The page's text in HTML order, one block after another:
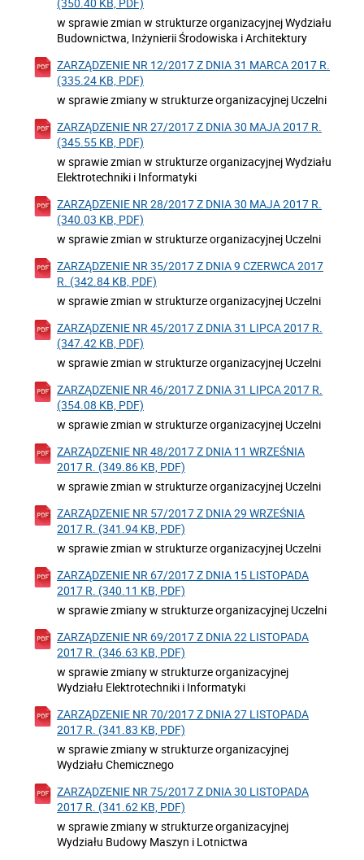
w sprawie zmian w strukturze organizacyjnej Wydziału
Budownictwa, Inżynierii Środowiska i Architektury
ZARZĄDZENIE NR 12/2017 Z DNIA 31 MARCA 2017 R.
(335.24 KB, PDF)
w sprawie zmiany w strukturze organizacyjnej Uczelni
ZARZĄDZENIE NR 27/2017 Z DNIA 30 MAJA 2017 R.
(345.55 KB, PDF)
w sprawie zmian w strukturze organizacyjnej Wydziału
Elektrotechniki i Informatyki
ZARZĄDZENIE NR 28/2017 Z DNIA 30 MAJA 2017 R.
(340.03 KB, PDF)
w sprawie zmian w strukturze organizacyjnej Uczelni
ZARZĄDZENIE NR 35/2017 Z DNIA 9 CZERWCA 2017
R. (342.84 KB, PDF)
w sprawie zmian w strukturze organizacyjnej Uczelni
ZARZĄDZENIE NR 45/2017 Z DNIA 31 LIPCA 2017 R.
(347.42 KB, PDF)
w sprawie zmian w strukturze organizacyjnej Uczelni
ZARZĄDZENIE NR 46/2017 Z DNIA 31 LIPCA 2017 R.
(354.08 KB, PDF)
w sprawie zmian w strukturze organizacyjnej Uczelni
ZARZĄDZENIE NR 48/2017 Z DNIA 11 WRZEŚNIA
2017 R. (349.86 KB, PDF)
w sprawie zmian w strukturze organizacyjnej Uczelni
ZARZĄDZENIE NR 57/2017 Z DNIA 29 WRZEŚNIA
2017 R. (341.94 KB, PDF)
w sprawie zmian w strukturze organizacyjnej Uczelni
ZARZĄDZENIE NR 67/2017 Z DNIA 15 LISTOPADA
2017 R. (340.11 KB, PDF)
w sprawie zmiany w strukturze organizacyjnej Uczelni
ZARZĄDZENIE NR 69/2017 Z DNIA 22 LISTOPADA
2017 R. (346.63 KB, PDF)
w sprawie zmiany w strukturze organizacyjnej
Wydziału Elektrotechniki i Informatyki
ZARZĄDZENIE NR 70/2017 Z DNIA 27 LISTOPADA
2017 R. (341.83 KB, PDF)
w sprawie zmiany w strukturze organizacyjnej
Wydziału Chemicznego
ZARZĄDZENIE NR 75/2017 Z DNIA 30 LISTOPADA
2017 R. (341.62 KB, PDF)
w sprawie zmiany w strukturze organizacyjnej
Wydziału Budowy Maszyn i Lotnictwa